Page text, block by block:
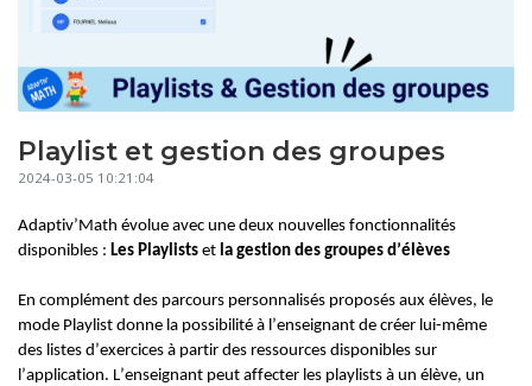
Playlist et gestion des groupes
2024-03-05 10:21:04
Adaptiv’Math évolue avec une deux nouvelles fonctionnalités
disponibles : Les Playlists et la gestion des groupes d’élèves
En complément des parcours personnalisés proposés aux élèves, le
mode Playlist donne la possibilité à l’enseignant de créer lui-même
des listes d’exercices à partir des ressources disponibles sur
l’application. L’enseignant peut affecter les playlists à un élève, un